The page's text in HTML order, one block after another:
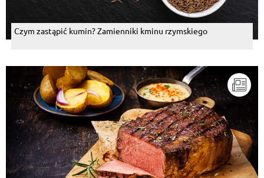
Czym zastąpić kumin? Zamienniki kminu rzymskiego